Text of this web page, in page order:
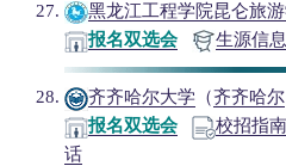
黑龙江工程学院昆仑旅
报名双选会
生源信息
齐齐哈尔大学 （齐齐哈尔
报名双选会
校招指南
话